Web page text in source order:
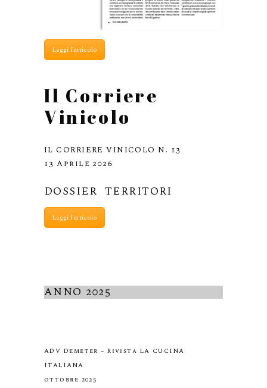
Leggi l'articolo
Il Corriere
Vinicolo
IL CORRIERE VINICOLO N. 13
13 Aprile 2026
DOSSIER TERRITORI
Leggi l'articolo
ANNO 2025
ADV Demeter – Rivista LA CUCINA
ITALIANA
ottobre 2025